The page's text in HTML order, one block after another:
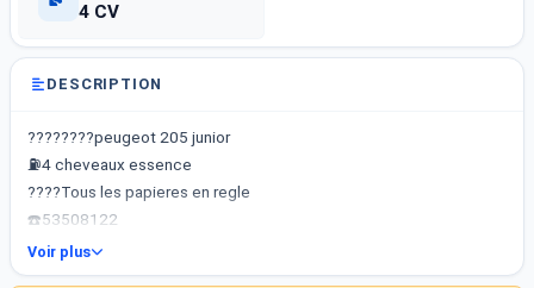
4 CV
DESCRIPTION
????????peugeot 205 junior
⛽4 cheveaux essence
????Tous les papieres en regle
☎️53508122
Voir plus